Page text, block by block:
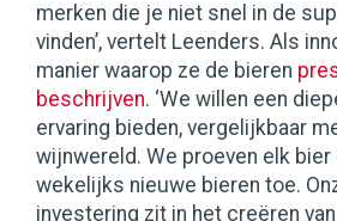
merken die je niet snel in de
vinden’, vertelt Leenders. Als
manier waarop ze de bieren
beschrijven. ‘We willen een
ervaring bieden, vergelijkbaar
wijnwereld. We proeven elk bier
wekelijks nieuwe bieren toe.
investering zit in het creëren